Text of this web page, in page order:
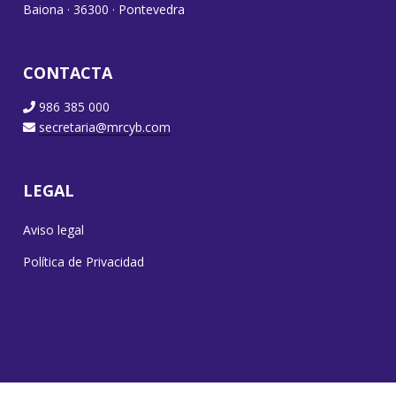
Baiona · 36300 · Pontevedra
CONTACTA
986 385 000
secretaria@mrcyb.com
LEGAL
Aviso legal
Política de Privacidad